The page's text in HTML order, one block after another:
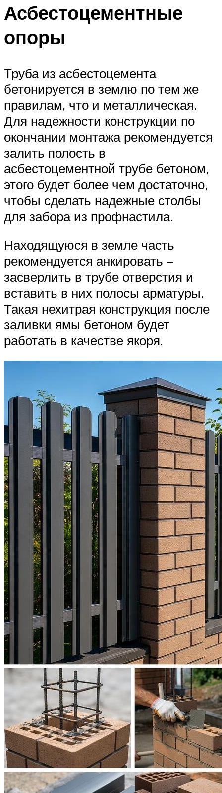
Асбестоцементные
опоры
Труба из асбестоцемента
бетонируется в землю по тем же
правилам, что и металлическая.
Для надежности конструкции по
окончании монтажа рекомендуется
залить полость в
асбестоцементной трубе бетоном,
этого будет более чем достаточно,
чтобы сделать надежные столбы
для забора из профнастила.
Находящуюся в земле часть
рекомендуется анкировать –
засверлить в трубе отверстия и
вставить в них полосы арматуры.
Такая нехитрая конструкция после
заливки ямы бетоном будет
работать в качестве якоря.